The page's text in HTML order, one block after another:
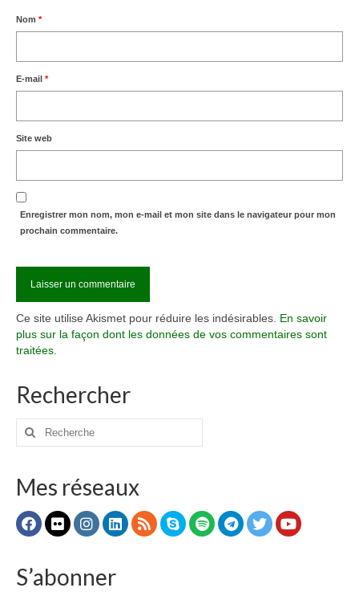
Partagez votre prière
Célébrer
Nom *
E-mail *
Site web
Enregistrer mon nom, mon e-mail et mon site dans le navigateur pour mon
prochain commentaire.
Ce site utilise Akismet pour réduire les indésirables. En savoir
plus sur la façon dont les données de vos commentaires sont
traitées
Rechercher
Rechercher
Mes réseaux
S’abonner